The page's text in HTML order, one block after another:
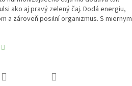
ako aj pravý zelený čaj. Dodá energiu,
a zároveň posilní organizmus. S miernym